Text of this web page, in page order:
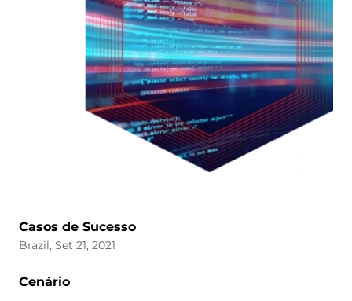
Casos de Sucesso
Brazil, Set 21, 2021
Cenário